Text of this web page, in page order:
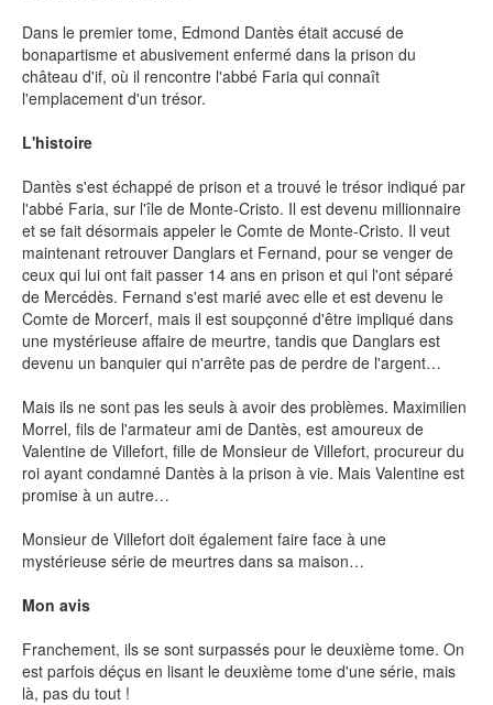
ÉVÉNEMENTS
CONVENTION
SPECTACLE
DÉBAT
AUTEURS&ÉDITEURS
AUTEURS & ARTISTES
LES PARUTIONS/SORTIES
NEWSLETTER
Dans le premier tome, Edmond Dantès était accusé de
bonapartisme et abusivement enfermé dans la prison du
château d'if, où il rencontre l'abbé Faria qui connaît
l'emplacement d'un trésor.
L'histoire
Dantès s'est échappé de prison et a trouvé le trésor indiqué par
l'abbé Faria, sur l'île de Monte-Cristo. Il est devenu millionnaire
et se fait désormais appeler le Comte de Monte-Cristo. Il veut
maintenant retrouver Danglars et Fernand, pour se venger de
ceux qui lui ont fait passer 14 ans en prison et qui l'ont séparé
de Mercédès. Fernand s'est marié avec elle et est devenu le
Comte de Morcerf, mais il est soupçonné d'être impliqué dans
une mystérieuse affaire de meurtre, tandis que Danglars est
devenu un banquier qui n'arrête pas de perdre de l'argent…
Mais ils ne sont pas les seuls à avoir des problèmes. Maximilien
Morrel, fils de l'armateur ami de Dantès, est amoureux de
Valentine de Villefort, fille de Monsieur de Villefort, procureur du
roi ayant condamné Dantès à la prison à vie. Mais Valentine est
promise à un autre…
Monsieur de Villefort doit également faire face à une
mystérieuse série de meurtres dans sa maison…
Mon avis
Franchement, ils se sont surpassés pour le deuxième tome. On
est parfois déçus en lisant le deuxième tome d'une série, mais
là, pas du tout !